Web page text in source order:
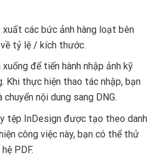
các bức ảnh hàng loạt bên
tỷ lệ / kích thước.
để tiến hành nhập ảnh kỹ
Khi thực hiện thao tác nhập, bạn
nội dung sang DNG.
tệp InDesign được tạo theo danh
công việc này, bạn có thể thử
PDF.